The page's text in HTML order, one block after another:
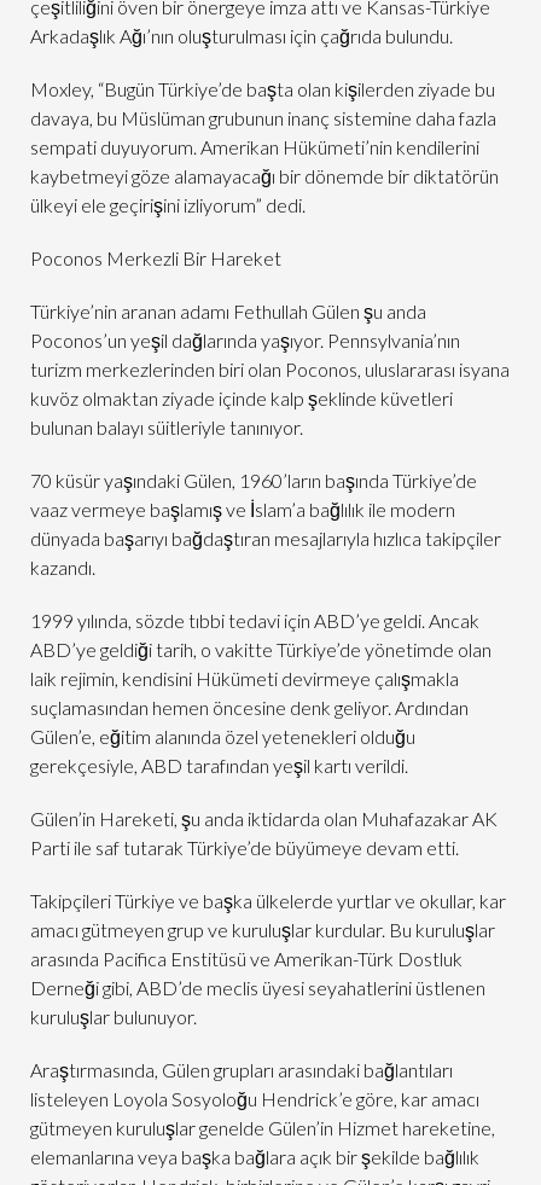
çeşitliliğini öven bir önergeye imza attı ve Kansas-Türkiye
Arkadaşlık Ağı’nın oluşturulması için çağrıda bulundu.
Moxley, “Bugün Türkiye’de başta olan kişilerden ziyade bu
davaya, bu Müslüman grubunun inanç sistemine daha fazla
sempati duyuyorum. Amerikan Hükümeti’nin kendilerini
kaybetmeyi göze alamayacağı bir dönemde bir diktatörün
ülkeyi ele geçirişini izliyorum” dedi.
Poconos Merkezli Bir Hareket
Türkiye’nin aranan adamı Fethullah Gülen şu anda
Poconos’un yeşil dağlarında yaşıyor. Pennsylvania’nın
turizm merkezlerinden biri olan Poconos, uluslararası isyana
kuvöz olmaktan ziyade içinde kalp şeklinde küvetleri
bulunan balayı süitleriyle tanınıyor.
70 küsür yaşındaki Gülen, 1960’ların başında Türkiye’de
vaaz vermeye başlamış ve İslam’a bağlılık ile modern
dünyada başarıyı bağdaştıran mesajlarıyla hızlıca takipçiler
kazandı.
1999 yılında, sözde tıbbi tedavi için ABD’ye geldi. Ancak
ABD’ye geldiği tarih, o vakitte Türkiye’de yönetimde olan
laik rejimin, kendisini Hükümeti devirmeye çalışmakla
suçlamasından hemen öncesine denk geliyor. Ardından
Gülen’e, eğitim alanında özel yetenekleri olduğu
gerekçesiyle, ABD tarafından yeşil kartı verildi.
Gülen’in Hareketi, şu anda iktidarda olan Muhafazakar AK
Parti ile saf tutarak Türkiye’de büyümeye devam etti.
Takipçileri Türkiye ve başka ülkelerde yurtlar ve okullar, kar
amacı gütmeyen grup ve kuruluşlar kurdular. Bu kuruluşlar
arasında Pacifica Enstitüsü ve Amerikan-Türk Dostluk
Derneği gibi, ABD’de meclis üyesi seyahatlerini üstlenen
kuruluşlar bulunuyor.
Araştırmasında, Gülen grupları arasındaki bağlantıları
listeleyen Loyola Sosyoloğu Hendrick’e göre, kar amacı
gütmeyen kuruluşlar genelde Gülen’in Hizmet hareketine,
elemanlarına veya başka bağlara açık bir şekilde bağlılık